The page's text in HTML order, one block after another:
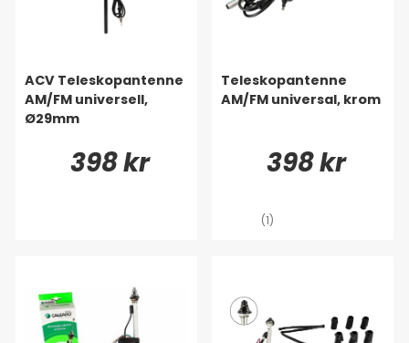
ACV Teleskopantenne
AM/FM universell,
Ø29mm
398 kr
Teleskopantenne
AM/FM universal, krom
398 kr
(1)